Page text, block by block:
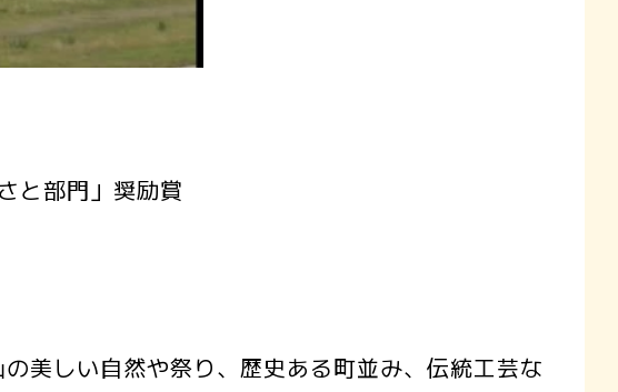
と部門」奨励賞
美しい自然や祭り、歴史ある町並み、伝統工芸な